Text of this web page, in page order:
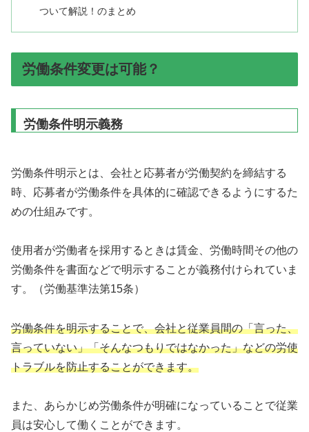
ついて解説！のまとめ
労働条件変更は可能？
労働条件明示義務
労働条件明示とは、会社と応募者が労働契約を締結する
時、応募者が労働条件を具体的に確認できるようにするた
めの仕組みです。
使用者が労働者を採用するときは賃金、労働時間その他の
労働条件を書面などで明示することが義務付けられていま
す。（労働基準法第15条）
労働条件を明示することで、会社と従業員間の「言った、
言っていない」「そんなつもりではなかった」などの労使
トラブルを防止することができます。
また、あらかじめ労働条件が明確になっていることで従業
員は安心して働くことができます。